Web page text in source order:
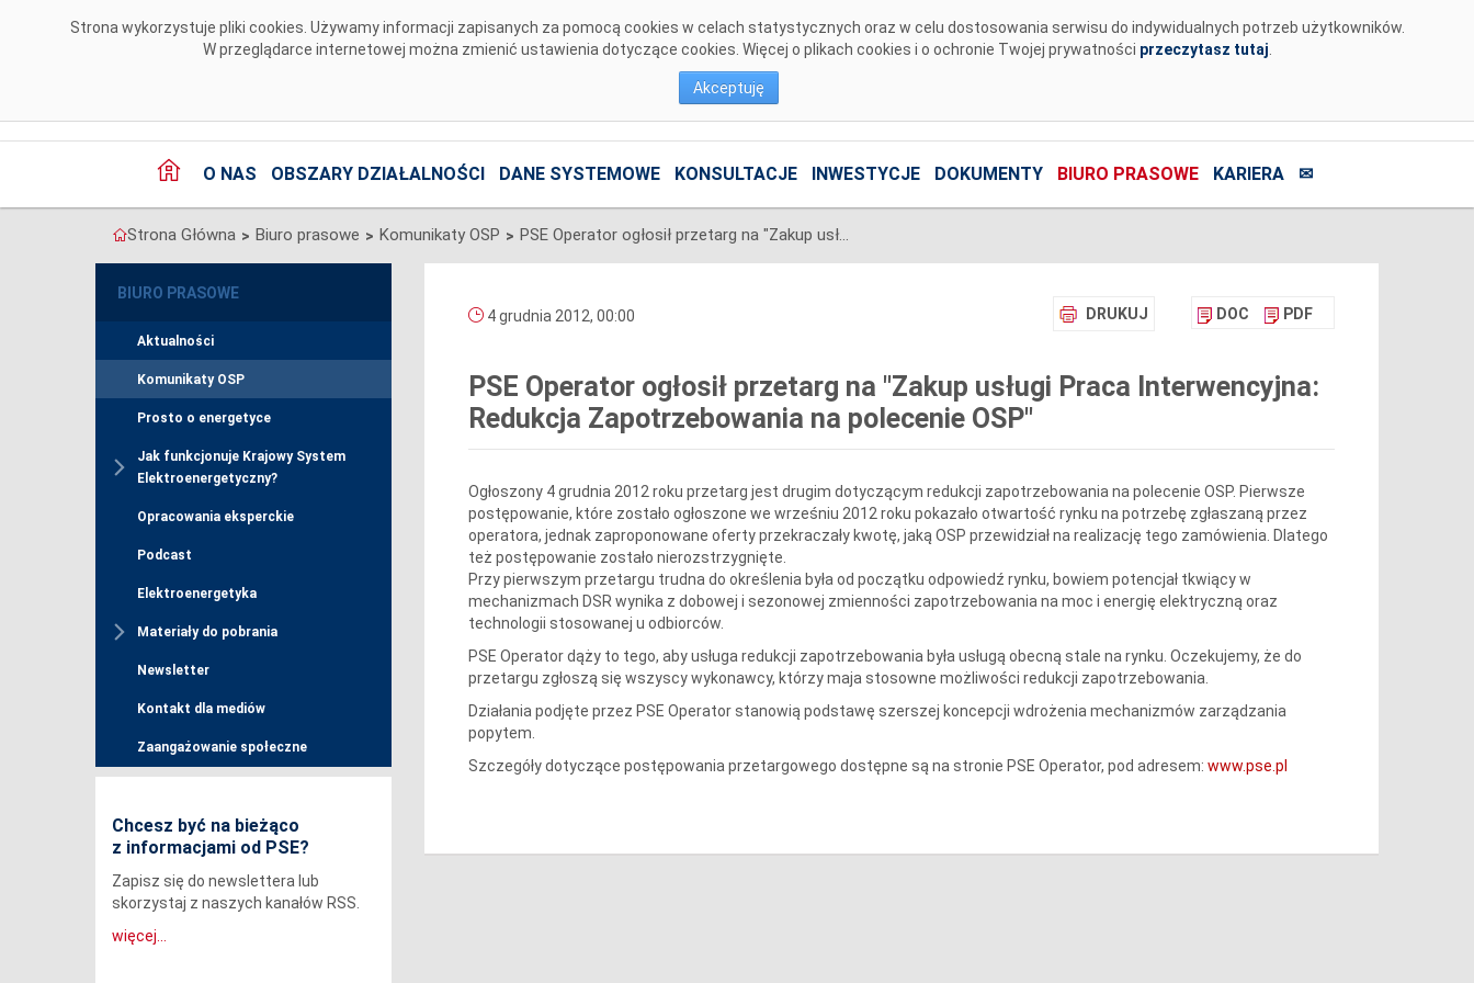
Strona wykorzystuje pliki cookies. Używamy informacji zapisanych za pomocą cookies w celach statystycznych oraz w celu dostosowania serwisu do indywidualnych potrzeb użytkowników.
W przeglądarce internetowej można zmienić ustawienia dotyczące cookies. Więcej o plikach cookies i o ochronie Twojej prywatności przeczytasz tutaj
Akceptuję
O NAS OBSZARY DZIAŁALNOŚCI DANE SYSTEMOWE KONSULTACJE INWESTYCJE DOKUMENTY BIURO PRASOWE KARIERA ✉
Strona Główna > Biuro prasowe > Komunikaty OSP > PSE Operator ogłosił przetarg na "Zakup usługi Praca Interwencyjna: Redukcja Zapotrzebowania na polecenie OSP"
BIURO PRASOWE
Aktualności
Komunikaty OSP
Prosto o energetyce
Jak funkcjonuje Krajowy System
Elektroenergetyczny?
Opracowania eksperckie
Podcast
Elektroenergetyka
Materiały do pobrania
Newsletter
Kontakt dla mediów
Zaangażowanie społeczne
Chcesz być na bieżąco
z informacjami od PSE?
Zapisz się do newslettera lub
skorzystaj z naszych kanałów RSS.
więcej...
DRUKUJ DOC PDF
4 grudnia 2012, 00:00
PSE Operator ogłosił przetarg na "Zakup usługi Praca Interwencyjna:
Redukcja Zapotrzebowania na polecenie OSP"
Ogłoszony 4 grudnia 2012 roku przetarg jest drugim dotyczącym redukcji zapotrzebowania na polecenie OSP. Pierwsze
postępowanie, które zostało ogłoszone we wrześniu 2012 roku pokazało otwartość rynku na potrzebę zgłaszaną przez
operatora, jednak zaproponowane oferty przekraczały kwotę, jaką OSP przewidział na realizację tego zamówienia. Dlatego
też postępowanie zostało nierozstrzygnięte.
Przy pierwszym przetargu trudna do określenia była od początku odpowiedź rynku, bowiem potencjał tkwiący w
mechanizmach DSR wynika z dobowej i sezonowej zmienności zapotrzebowania na moc i energię elektryczną oraz
technologii stosowanej u odbiorców.
PSE Operator dąży to tego, aby usługa redukcji zapotrzebowania była usługą obecną stale na rynku. Oczekujemy, że do
przetargu zgłoszą się wszyscy wykonawcy, którzy maja stosowne możliwości redukcji zapotrzebowania.
Działania podjęte przez PSE Operator stanowią podstawę szerszej koncepcji wdrożenia mechanizmów zarządzania
popytem.
Szczegóły dotyczące postępowania przetargowego dostępne są na stronie PSE Operator, pod adresem: www.pse.pl